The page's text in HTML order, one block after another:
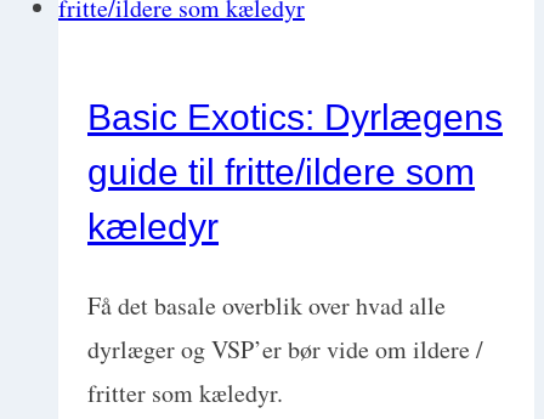
Basic Exotics: Dyrlægens
guide til fritte/ildere som
kæledyr
Få det basale overblik over hvad alle
dyrlæger og VSP’er bør vide om ildere /
fritter som kæledyr.